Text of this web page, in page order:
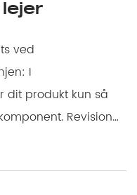
ved
dit produkt kun så
Revision